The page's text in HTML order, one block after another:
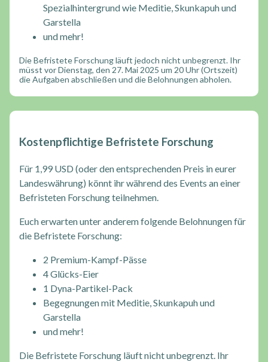
Spezialhintergrund wie Meditie, Skunkapuh und
Garstella
und mehr!
Die Befristete Forschung läuft jedoch nicht unbegrenzt. Ihr
müsst vor Dienstag, den 27. Mai 2025 um 20 Uhr (Ortszeit)
die Aufgaben abschließen und die Belohnungen abholen.
Kostenpflichtige Befristete Forschung
Für 1,99 USD (oder den entsprechenden Preis in eurer
Landeswährung) könnt ihr während des Events an einer
Befristeten Forschung teilnehmen.
Euch erwarten unter anderem folgende Belohnungen für
die Befristete Forschung:
2 Premium-Kampf-Pässe
4 Glücks-Eier
1 Dyna-Partikel-Pack
Begegnungen mit Meditie, Skunkapuh und
Garstella
und mehr!
Die Befristete Forschung läuft nicht unbegrenzt. Ihr